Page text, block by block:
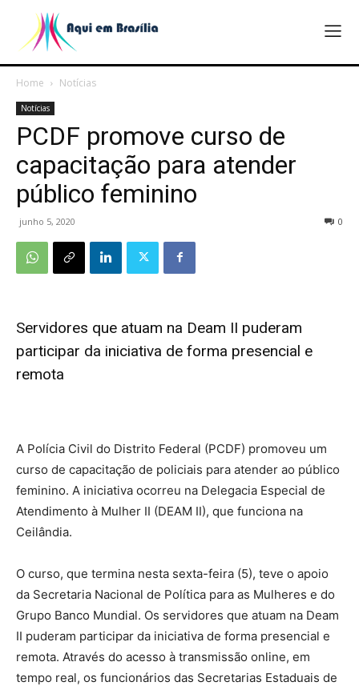
Home Notícias
Notícias
PCDF promove curso de
capacitação para atender
público feminino
junho 5, 2020 0
Servidores que atuam na Deam II puderam
participar da iniciativa de forma presencial e
remota
A Polícia Civil do Distrito Federal (PCDF) promoveu um
curso de capacitação de policiais para atender ao público
feminino. A iniciativa ocorreu na Delegacia Especial de
Atendimento à Mulher II (DEAM II), que funciona na
Ceilândia.
O curso, que termina nesta sexta-feira (5), teve o apoio
da Secretaria Nacional de Política para as Mulheres e do
Grupo Banco Mundial. Os servidores que atuam na Deam
II puderam participar da iniciativa de forma presencial e
remota. Através do acesso à transmissão online, em
tempo real, os funcionários das Secretarias Estaduais de